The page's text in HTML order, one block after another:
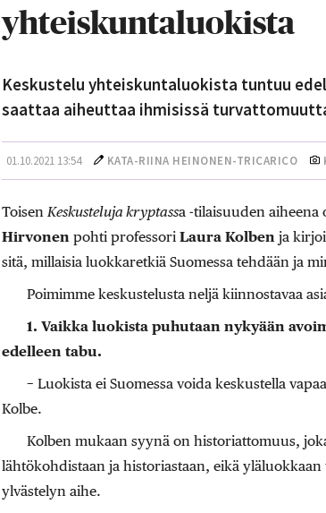
yhteiskuntaluokista
Keskustelu yhteiskuntaluokista tuntuu
saattaa aiheuttaa ihmisissä
01.10.2021 13:54 KATA-RIINA HEINONEN-TRICARICO
Toisen Keskusteluja kryptassa -tilaisuuden
Hirvonen pohti professori Laura Kolben ja
sitä, millaisia luokkaretkiä Suomessa tehdään ja
Poimimme keskustelusta neljä kiinnostavaa
1. Vaikka luokista puhutaan nykyään
edelleen tabu.
− Luokista ei Suomessa voida keskustella
Kolbe.
Kolben mukaan syynä on historiattomuus,
lähtökohdistaan ja historiastaan, eikä
ylvästelyn aihe.